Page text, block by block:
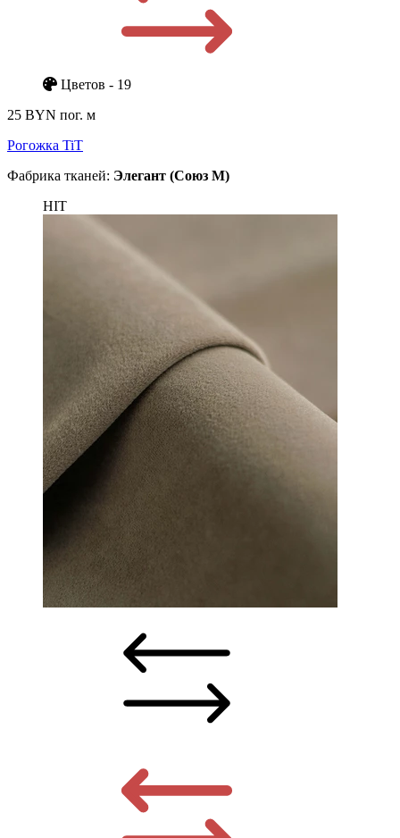
Цветов - 19
25 BYN пог. м
Рогожка TiT
Фабрика тканей: Элегант (Союз М)
HIT